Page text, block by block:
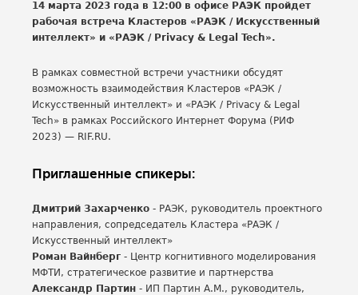
14 марта 2023 года в 12:00 в офисе РАЭК пройдет
рабочая встреча Кластеров «РАЭК / Искусственный
интеллект» и «РАЭК / Privacy & Legal Tech».
В рамках совместной встречи участники обсудят
возможность взаимодействия Кластеров «РАЭК /
Искусственный интеллект» и «РАЭК / Privacy & Legal
Tech» в рамках Российского Интернет Форума (РИФ
2023) — RIF.RU.
Приглашенные спикеры:
Дмитрий Захарченко - РАЭК, руководитель проектного
направления, сопредседатель Кластера «РАЭК /
Искусственный интеллект»
Роман Вайнберг - Центр когнитивного моделирования
МФТИ, стратегическое развитие и партнерства
Александр Партин - ИП Партин А.М., руководитель,